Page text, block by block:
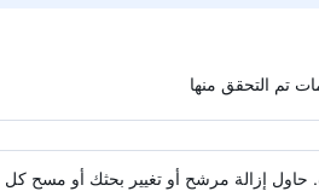
حاول إزالة مرشح أو تغيير بحثك أو مسح